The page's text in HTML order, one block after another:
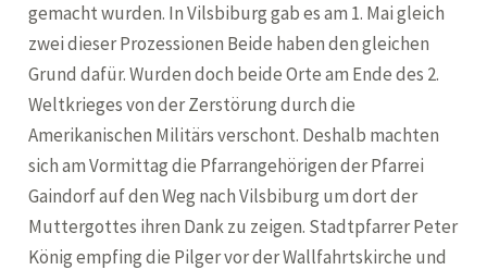
gemacht wurden. In Vilsbiburg gab es am 1. Mai gleich
zwei dieser Prozessionen Beide haben den gleichen
Grund dafür. Wurden doch beide Orte am Ende des 2.
Weltkrieges von der Zerstörung durch die
Amerikanischen Militärs verschont. Deshalb machten
sich am Vormittag die Pfarrangehörigen der Pfarrei
Gaindorf auf den Weg nach Vilsbiburg um dort der
Muttergottes ihren Dank zu zeigen. Stadtpfarrer Peter
König empfing die Pilger vor der Wallfahrtskirche und